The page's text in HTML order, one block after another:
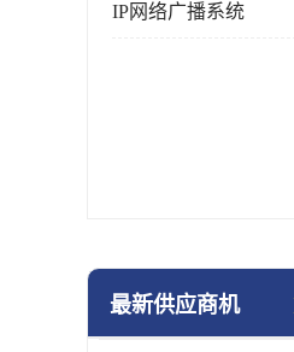
IP网络广播系统
最新供应商机